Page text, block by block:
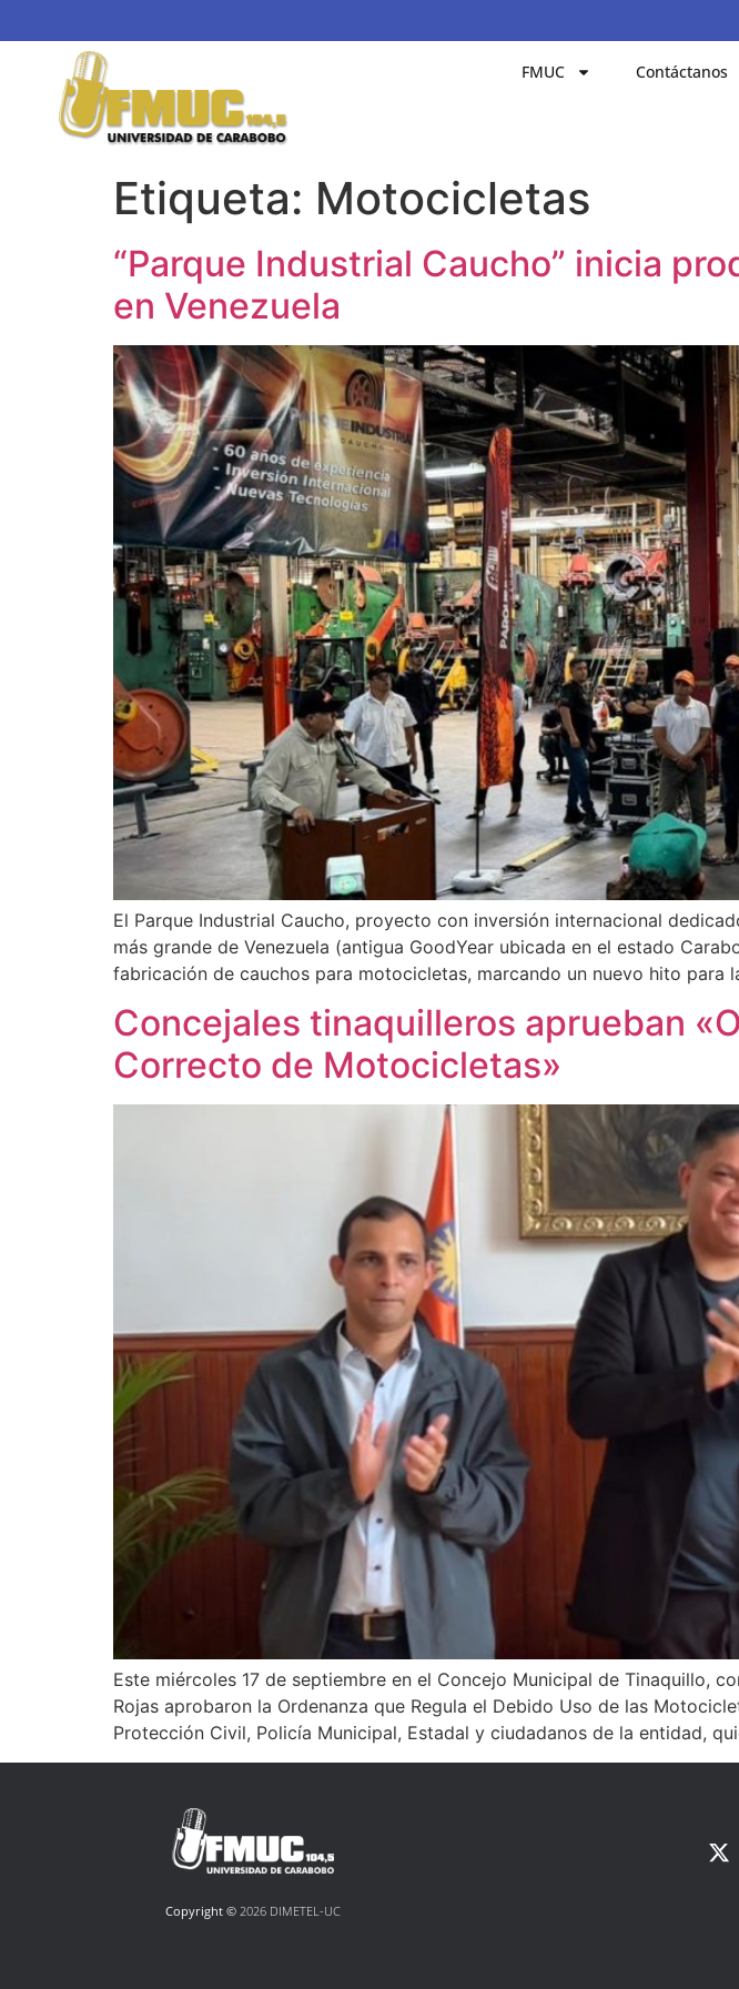
FMUC Contáctanos
Etiqueta: Motocicletas
“Parque Industrial Caucho” inicia
en Venezuela
El Parque Industrial Caucho, proyecto con inversión internacional
más grande de Venezuela (antigua GoodYear ubicada en el estado
fabricación de cauchos para motocicletas, marcando un nuevo hito para
Concejales tinaquilleros aprueban
‎Correcto de Motocicletas»
Este miércoles 17 de septiembre en el Concejo Municipal de Tinaquillo,
Rojas aprobaron la Ordenanza que Regula el Debido Uso de las
Protección Civil, Policía Municipal, Estadal y ciudadanos de la entidad,
Copyright ©2026 DIMETEL-UC